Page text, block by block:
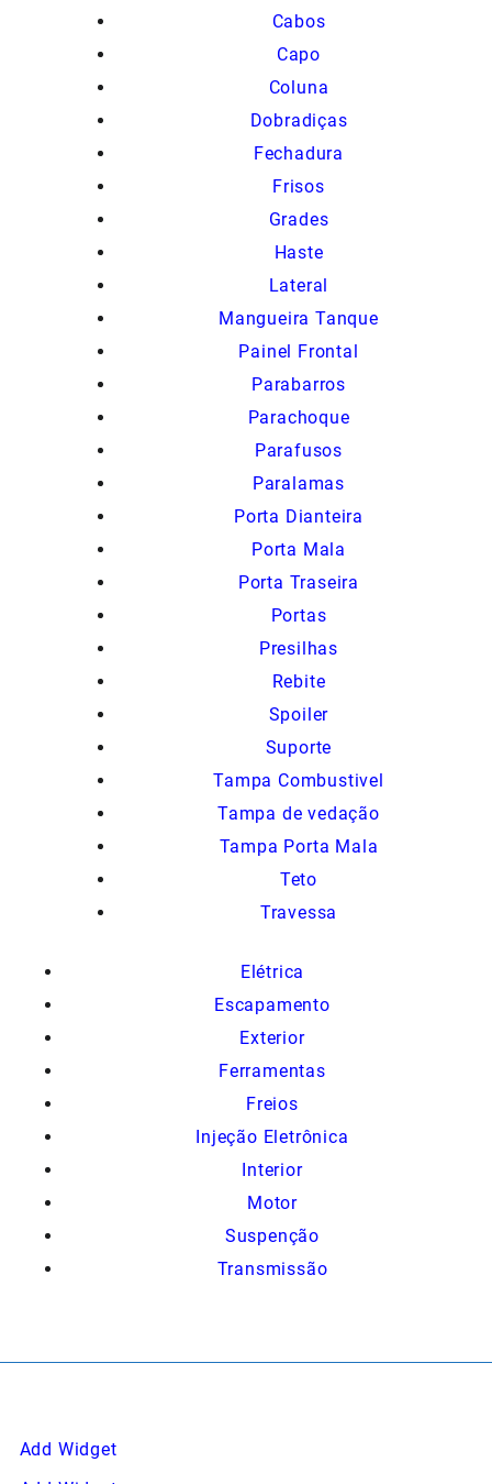
Cabos
Capo
Coluna
Dobradiças
Fechadura
Frisos
Grades
Haste
Lateral
Mangueira Tanque
Painel Frontal
Parabarros
Parachoque
Parafusos
Paralamas
Porta Dianteira
Porta Mala
Porta Traseira
Portas
Presilhas
Rebite
Spoiler
Suporte
Tampa Combustivel
Tampa de vedação
Tampa Porta Mala
Teto
Travessa
Elétrica
Escapamento
Exterior
Ferramentas
Freios
Injeção Eletrônica
Interior
Motor
Suspenção
Transmissão
Add Widget